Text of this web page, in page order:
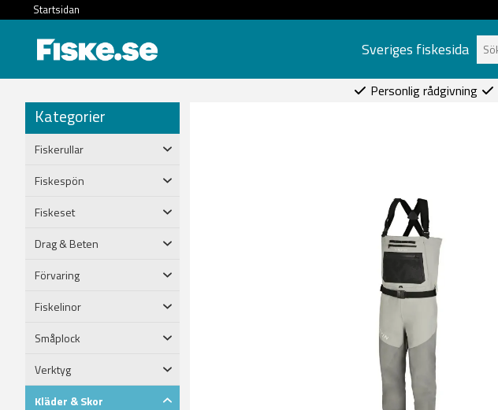
Startsidan
Sveriges fiskesida
Personlig rådgivning
Kategorier
Fiskerullar
Fiskespön
Fiskeset
Drag & Beten
Förvaring
Fiskelinor
Småplock
Verktyg
Kläder & Skor